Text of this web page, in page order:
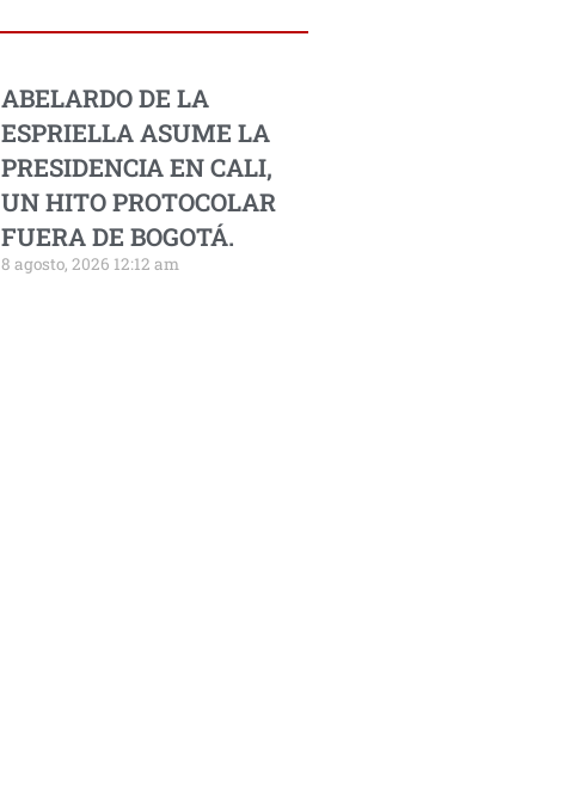
ABELARDO DE LA
ESPRIELLA ASUME LA
PRESIDENCIA EN CALI,
UN HITO PROTOCOLAR
FUERA DE BOGOTÁ.
8 agosto, 2026 12:12 am